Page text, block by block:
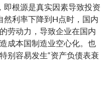
根源是真实因素导致投资
然利率下降到H点时，国内
劳动力，导致企业在国内
成本国制造业空心化。也
别容易发生“资产负债表衰